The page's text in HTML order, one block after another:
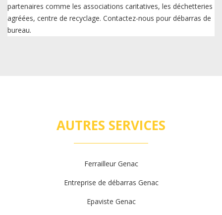
partenaires comme les associations caritatives, les déchetteries
agréées, centre de recyclage. Contactez-nous pour débarras de
bureau.
AUTRES SERVICES
Ferrailleur Genac
Entreprise de débarras Genac
Epaviste Genac